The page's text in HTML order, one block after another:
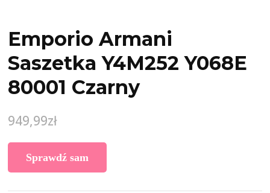
Emporio Armani
Saszetka Y4M252 Y068E
80001 Czarny
949,99zł
Sprawdź sam